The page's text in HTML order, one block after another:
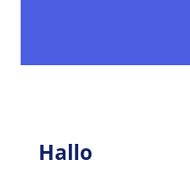
Hallo